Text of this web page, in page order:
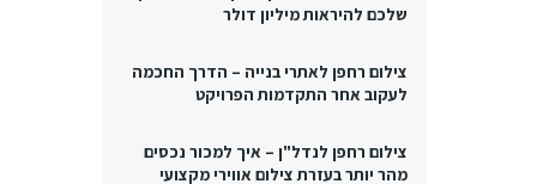
שלכם להיראות מיליון דולר
צילום רחפן לאתרי בנייה – הדרך החכמה
לעקוב אחר התקדמות הפרויקט
צילום רחפן לנדל"ן – איך למכור נכסים
מהר יותר בעזרת צילום אווירי מקצועי